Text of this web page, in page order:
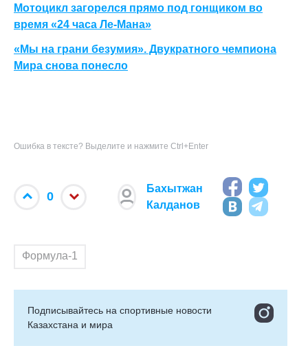
Мотоцикл загорелся прямо под гонщиком во
время «24 часа Ле-Мана»
«Мы на грани безумия». Двукратного чемпиона
Мира снова понесло
Ошибка в тексте? Выделите и нажмите Ctrl+Enter
0
Бахытжан
Калданов
Формула-1
Подписывайтесь на cпортивные новости
Казахстана и мира